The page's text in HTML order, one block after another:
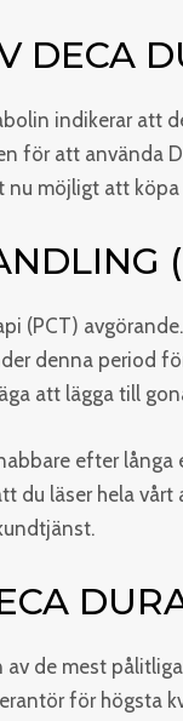
DECA
indikerar att
för att använda
möjligt att
(PCT)
denna period
att lägga till
efter
du läser hela
av de mest
för högsta